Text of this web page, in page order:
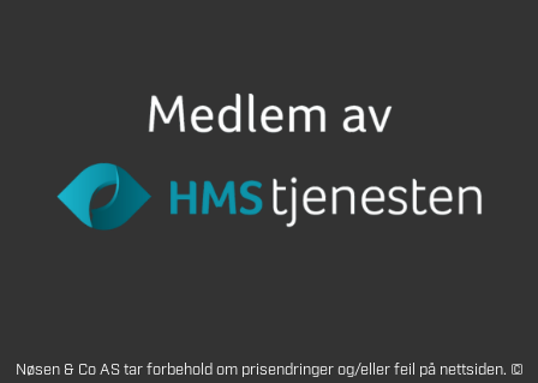
Nøsen & Co AS tar forbehold om prisendringer og/eller feil på nettsiden. ©